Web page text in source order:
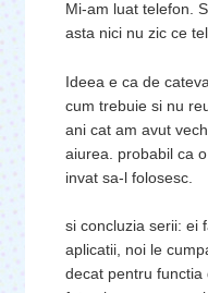
Mi-am luat telefon.
asta nici nu zic ce
Ideea e ca de
cum trebuie si nu
ani cat am avut
aiurea. probabil ca
invat sa-l folosesc.
si concluzia serii: ei
aplicatii, noi le
decat pentru functia